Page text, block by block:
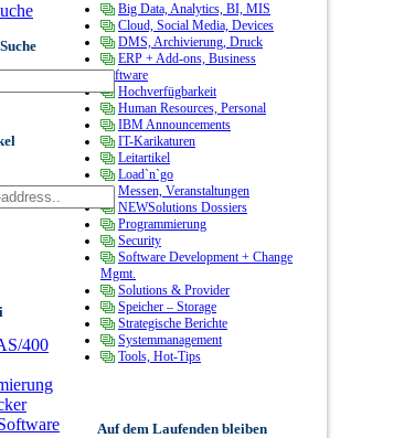
400
Big Data, Analytics, BI, MIS
Cloud, Social Media, Devices
DMS, Archivierung, Druck
ERP + Add-ons, Business
Software
Hochverfügbarkeit
Human Resources, Personal
IBM Announcements
IT-Karikaturen
Leitartikel
Load`n`go
Messen, Veranstaltungen
NEWSolutions Dossiers
Programmierung
Security
Software Development + Change
Mgmt.
Solutions & Provider
Speicher – Storage
Strategische Berichte
Systemmanagement
Tools, Hot-Tips
Auf dem Laufenden bleiben